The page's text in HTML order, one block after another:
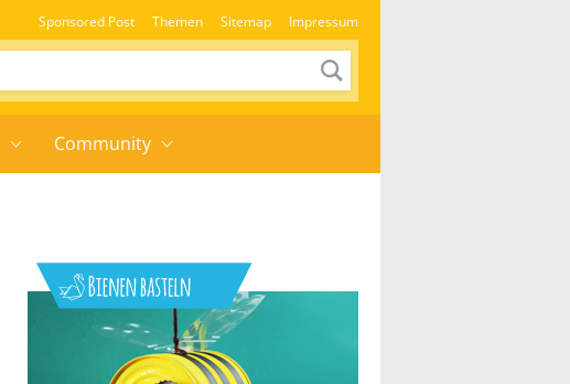
Sponsored Post Themen Sitemap Impressum
Community